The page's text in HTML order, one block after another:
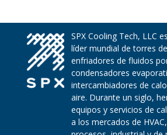
SPX Cooling Tech, LLC
líder mundial de torres
enfriadores de fluidos
condensadores
intercambiadores de
aire. Durante un siglo,
equipos y servicios de
a los mercados de